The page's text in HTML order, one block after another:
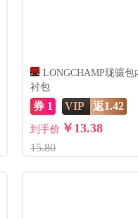
LONGCHAMP珑骧包
衬包
券 1 VIP 返1.42
到手价 ￥13.38
15.80